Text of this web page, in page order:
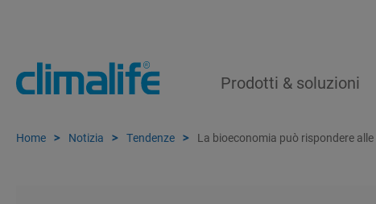
Prodotti & soluzioni
Home Notizia Tendenze La bioeconomia può rispondere